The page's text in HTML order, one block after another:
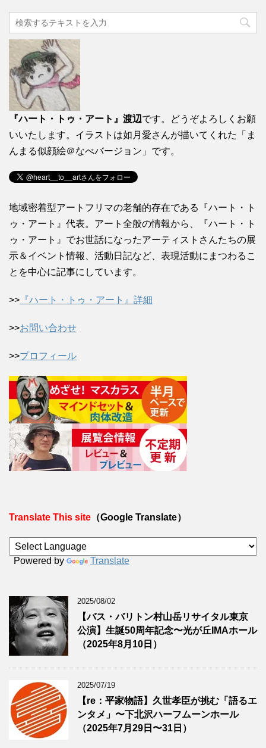
『ハート・トゥ・アート』渡辺です。どうぞよろしくお願
いいたします。イラストは如月愛さんが描いてくれた「ま
んまる似顔絵＠なべバージョン」です。
地域密着型アートフリマの老舗的存在である『ハート・ト
ゥ・アート』代表。アート全般の情報から、『ハート・ト
ゥ・アート』でお世話になったアーティストさんたちの展
示＆イベント情報、活動日記など、表現活動にまつわるこ
とを中心に記事にしています。
>> 『ハート・トゥ・アート』詳細
>>お問い合わせ
>>プロフィール
Translate This site （Google Translate）
Powered by Translate
2025/08/02
【バス・バリトン村山岳リサイタル東京
公演】生誕50周年記念〜光が丘IMAホール
（2025年8月10日）
2025/07/19
【re：平家物語】久世孝臣が挑む「語るエ
ンタメ」〜下北沢ハーフムーンホール
（2025年7月29日〜31日）